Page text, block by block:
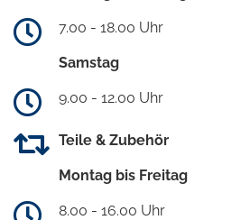
7.00 - 18.00 Uhr
Samstag
9.00 - 12.00 Uhr
Teile & Zubehör
Montag bis Freitag
8.00 - 16.00 Uhr